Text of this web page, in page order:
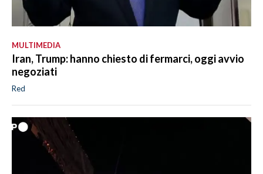
MULTIMEDIA
Iran, Trump: hanno chiesto di fermarci, oggi avvio
negoziati
Red